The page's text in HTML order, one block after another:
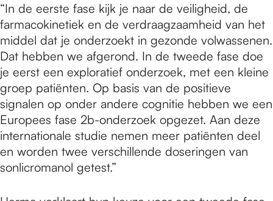
“In de eerste fase kijk je naar de veiligheid, de
farmacokinetiek en de verdraagzaamheid van het
middel dat je onderzoekt in gezonde volwassenen.
Dat hebben we afgerond. In de tweede fase doe
je eerst een exploratief onderzoek, met een kleine
groep patiënten. Op basis van de positieve
signalen op onder andere cognitie hebben we een
Europees fase 2b-onderzoek opgezet. Aan deze
internationale studie nemen meer patiënten deel
en worden twee verschillende doseringen van
sonlicromanol getest.”